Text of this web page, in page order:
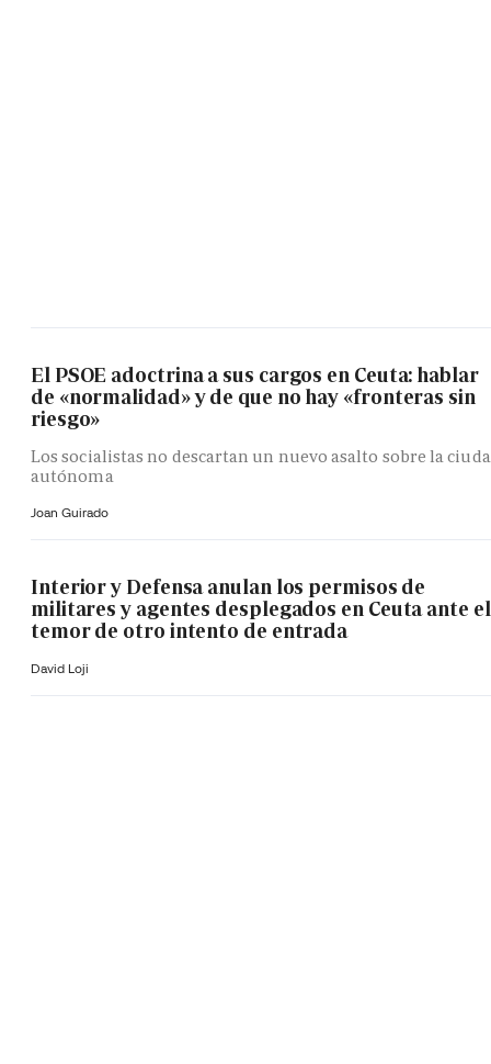
El PSOE adoctrina a sus cargos en Ceuta: hablar
de «normalidad» y de que no hay «fronteras sin
riesgo»
Los socialistas no descartan un nuevo asalto sobre la
autónoma
Joan Guirado
Interior y Defensa anulan los permisos de
militares y agentes desplegados en Ceuta ante el
temor de otro intento de entrada
David Loji